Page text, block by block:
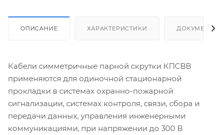
ОПИСАНИЕ ХАРАКТЕРИСТИКИ ДОКУМЕНТЫ
Кабели симметричные парной скрутки КПСВВ
применяются для одиночной стационарной
прокладки в системах охранно-пожарной
сигнализации, системах контроля, связи, сбора и
передачи данных, управления инженерными
коммуникациями, при напряжении до 300 В